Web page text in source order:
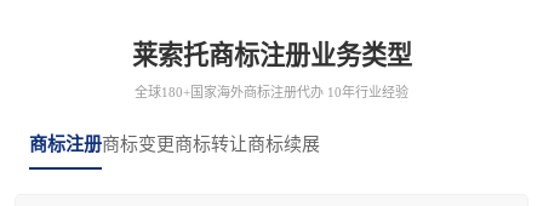
莱索托商标注册业务类型
全球180+国家海外商标注册代办 10年行业经验
商标注册商标变更商标转让商标续展